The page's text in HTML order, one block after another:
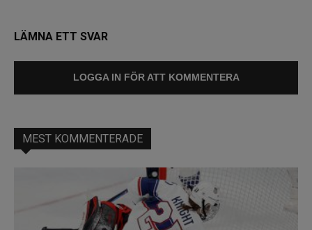
LÄMNA ETT SVAR
LOGGA IN FÖR ATT KOMMENTERA
MEST KOMMENTERADE